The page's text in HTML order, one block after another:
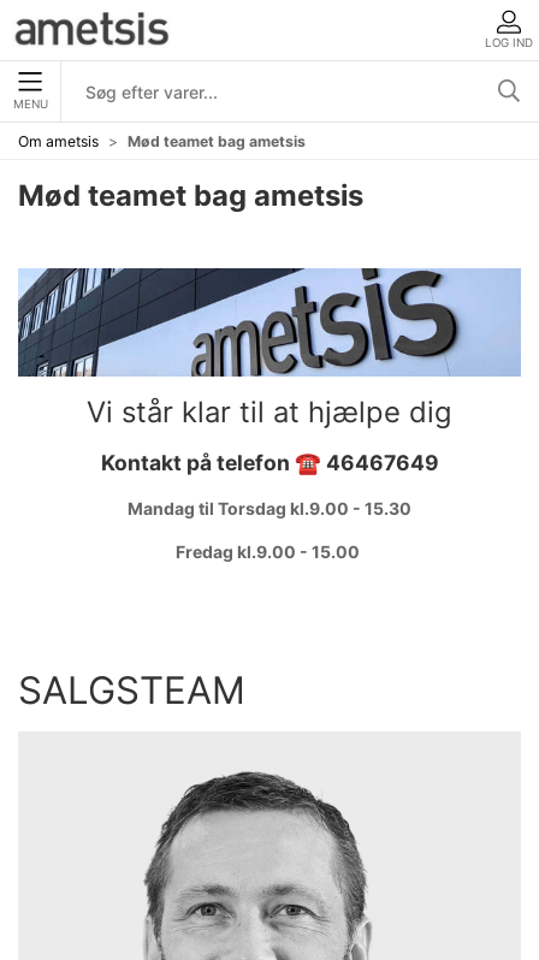
LOG IND
MENU
Om ametsis Mød teamet bag ametsis
Mød teamet bag ametsis
Vi står klar til at hjælpe dig
Kontakt på telefon ☎ 46467649
Mandag til Torsdag kl.9.00 - 15.30
Fredag kl.9.00 - 15.00
SALGSTEAM